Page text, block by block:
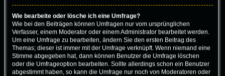
Wie bearbeite oder lösche ich eine Umfrage?
Wie bei den Beiträgen können Umfragen nur vom ursprünglichen
Verfasser, einem Moderator oder einem Administrator bearbeitet werden.
Um eine Umfrage zu bearbeiten, ändern Sie den ersten Beitrag des
Themas; dieser ist immer mit der Umfrage verknüpft. Wenn niemand eine
Stimme abgegeben hat, dann können Benutzer die Umfrage löschen
oder die Umfrageoption bearbeiten. Sollte allerdings schon ein Benutzer
abgestimmt haben, so kann die Umfrage nur noch von Moderatoren oder